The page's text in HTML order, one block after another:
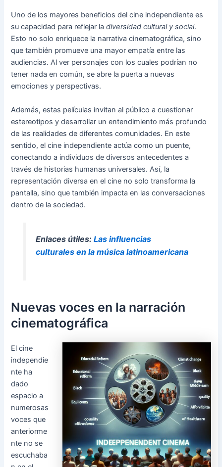
Uno de los mayores beneficios del cine independiente es
su capacidad para reflejar ladiversidad cultural y social.
Esto no solo enriquece la narrativa cinematográfica, sino
que también promueve una mayor empatía entre las
audiencias. Al ver personajes con los cuales podrían no
tener nada en común, se abre la puerta a nuevas
emociones y perspectivas.
Además, estas películas invitan al público a cuestionar
estereotipos y desarrollar un entendimiento más profundo
de las realidades de diferentes comunidades. En este
sentido, el cine independiente actúa como un puente,
conectando a individuos de diversos antecedentes a
través de historias humanas universales. Así, la
representación diversa en el cine no solo transforma la
pantalla, sino que también impacta en las conversaciones
dentro de la sociedad.
Enlaces útiles: Las influencias
culturales en la música latinoamericana
Nuevas voces en la narración
cinematográfica
El cine
independie
nte ha
dado
espacio a
numerosas
voces que
anteriorme
nte no se
escuchaba